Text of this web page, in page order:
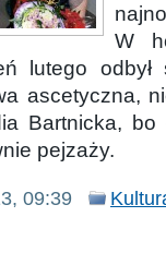
W
lutego
ascetyczna,
Bartnicka,
pejzaży.
09:39